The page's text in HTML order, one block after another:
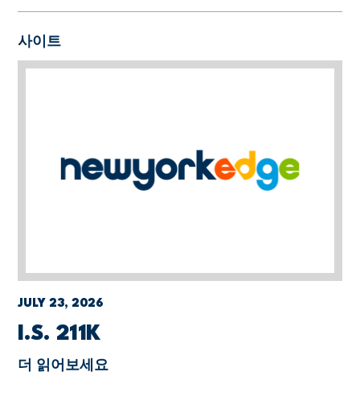
사이트
JULY 23, 2026
I.S. 211K
더 읽어보세요